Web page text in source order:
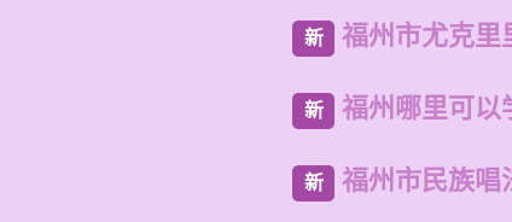
新 福州市尤克里
新 福州哪里可以
新 福州市民族唱